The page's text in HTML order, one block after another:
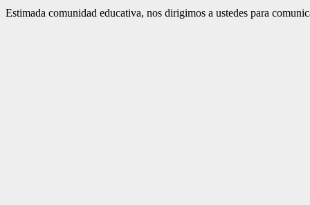
Estimada comunidad educativa, nos dirigimos a ustedes para